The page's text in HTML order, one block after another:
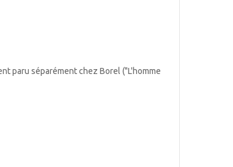
paru séparément chez Borel ("L'homme